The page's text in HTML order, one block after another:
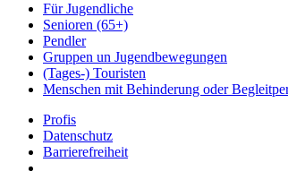
Für Jugendliche
Senioren (65+)
Pendler
Gruppen un Jugendbewegungen
(Tages-) Touristen
Menschen mit Behinderung oder
Profis
Datenschutz
Barrierefreiheit